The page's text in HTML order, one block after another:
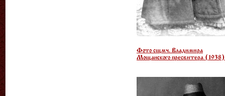
Фото сщмч. Владимира
Мощанского пресвитера (1938)